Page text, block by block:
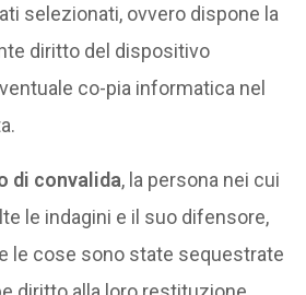
selezionati, ovvero dispone la
diritto del dispositivo
co-pia informatica nel
di convalida, la persona nei cui
le indagini e il suo difensore,
le cose sono state sequestrate